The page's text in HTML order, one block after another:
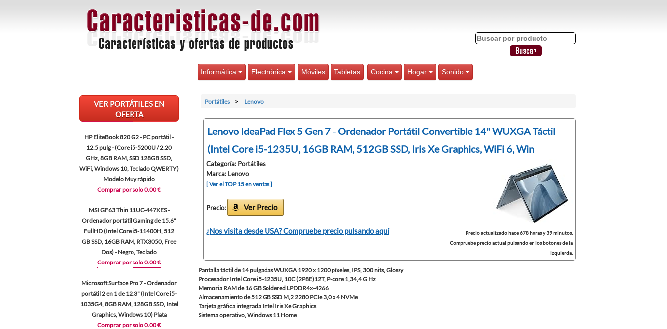
Informática Electrónica Móviles Tabletas Cocina Hogar Sonido
VER PORTÁTILES EN
OFERTA
HP EliteBook 820 G2 - PC portátil -
12.5 pulg - (Core i5-5200U / 2.20
GHz, 8GB RAM, SSD 128GB SSD,
WiFi, Windows 10, Teclado QWERTY)
Modelo Muy rápido
Comprar por solo 0.00 €
MSI GF63 Thin 11UC-447XES -
Ordenador portátil Gaming de 15.6"
FullHD (Intel Core i5-11400H, 512
GB SSD, 16GB RAM, RTX3050, Free
Dos) - Negro, Teclado
Comprar por solo 0.00 €
Microsoft Surface Pro 7 - Ordenador
portátil 2 en 1 de 12.3" (Intel Core i5-
1035G4, 8GB RAM, 128GB SSD, Intel
Graphics, Windows 10) Plata
Comprar por solo 0.00 €
Portátiles Lenovo
Lenovo IdeaPad Flex 5 Gen 7 - Ordenador Portátil Convertible 14" WUXGA Táctil
(Intel Core i5-1235U, 16GB RAM, 512GB SSD, Iris Xe Graphics, WiFi 6, Win
Categoría: Portátiles
Marca: Lenovo
[ Ver el TOP 15 en ventas ]
Precio: Ver Precio
¿Nos visita desde USA? Compruebe precio pulsando aquí
Precio actualizado hace 678 horas y 39 minutos.
Compruebe precio actual pulsando en los botones de la
izquierda.
Pantalla táctil de 14 pulgadas WUXGA 1920 x 1200 píxeles, IPS, 300 nits, Glossy
Procesador Intel Core i5-1235U, 10C (2P8E)12T, P-core 1,34,4 G Hz
Memoria RAM de 16 GB Soldered LPDDR4x-4266
Almacenamiento de 512 GB SSD M,2 2280 PCIe 3,0 x 4 NVMe
Tarjeta gráfica integrada Intel Iris Xe Graphics
Sistema operativo, Windows 11 Home